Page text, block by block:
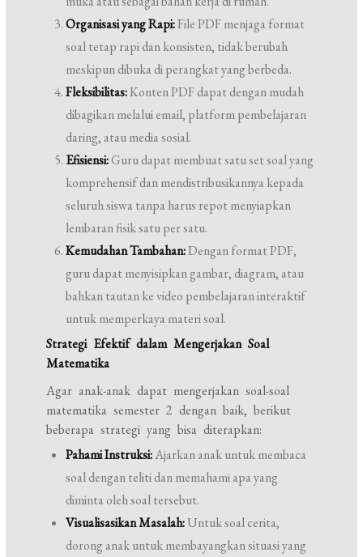
Organisasi yang Rapi:File PDF menjaga format
soal tetap rapi dan konsisten, tidak berubah
meskipun dibuka di perangkat yang berbeda.
Fleksibilitas:Konten PDF dapat dengan mudah
dibagikan melalui email, platform pembelajaran
daring, atau media sosial.
Efisiensi:Guru dapat membuat satu set soal yang
komprehensif dan mendistribusikannya kepada
seluruh siswa tanpa harus repot menyiapkan
lembaran fisik satu per satu.
Kemudahan Tambahan:Dengan format PDF,
guru dapat menyisipkan gambar, diagram, atau
bahkan tautan ke video pembelajaran interaktif
untuk memperkaya materi soal.
Strategi Efektif dalam Mengerjakan Soal
Matematika
Agar anak-anak dapat mengerjakan soal-soal
matematika semester 2 dengan baik, berikut
beberapa strategi yang bisa diterapkan:
Pahami Instruksi:Ajarkan anak untuk membaca
soal dengan teliti dan memahami apa yang
diminta oleh soal tersebut.
Visualisasikan Masalah:Untuk soal cerita,
dorong anak untuk membayangkan situasi yang